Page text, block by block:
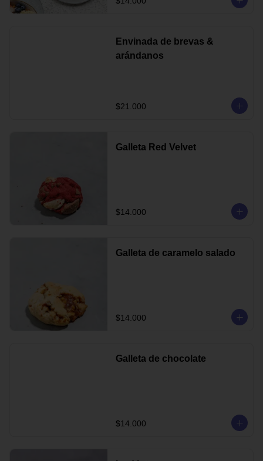
Envinada de brevas &
arándanos
$21.000
Galleta Red Velvet
$14.000
Galleta de caramelo salado
$14.000
Galleta de chocolate
$14.000